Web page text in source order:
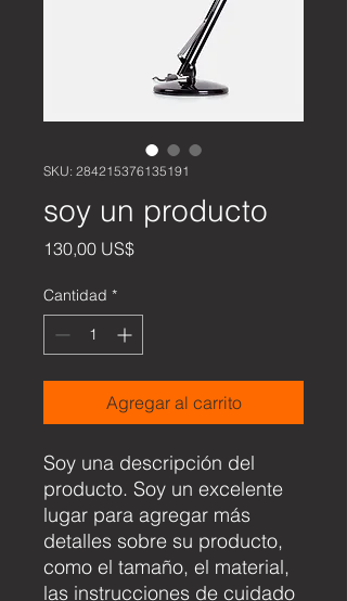
SKU: 284215376135191
soy un producto
130,00 US$Precio
Cantidad *
Agregar al carrito
Soy una descripción del
producto. Soy un excelente
lugar para agregar más
detalles sobre su producto,
como el tamaño, el material,
las instrucciones de cuidado